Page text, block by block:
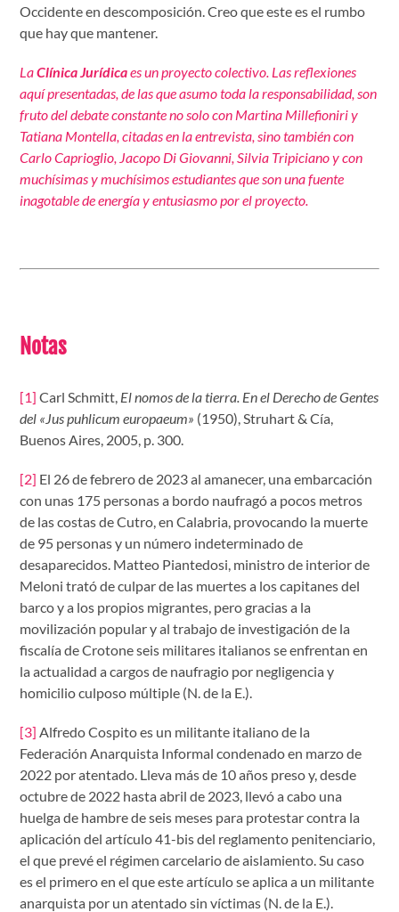
Occidente en descomposición. Creo que este es el rumbo
que hay que mantener.
LaClínica Jurídicaes un proyecto colectivo. Las reflexiones
aquí presentadas, de las que asumo toda la responsabilidad, son
fruto del debate constante no solo con Martina Millefioniri y
Tatiana Montella, citadas en la entrevista, sino también con
Carlo Caprioglio, Jacopo Di Giovanni, Silvia Tripiciano y con
muchísimas y muchísimos estudiantes que son una fuente
inagotable de energía y entusiasmo por el proyecto.
Notas
[1] Carl Schmitt, El nomos de la tierra. En el Derecho de Gentes
del «Jus puhlicum europaeum» (1950), Struhart & Cía,
Buenos Aires, 2005, p. 300.
[2] El 26 de febrero de 2023 al amanecer, una embarcación
con unas 175 personas a bordo naufragó a pocos metros
de las costas de Cutro, en Calabria, provocando la muerte
de 95 personas y un número indeterminado de
desaparecidos. Matteo Piantedosi, ministro de interior de
Meloni trató de culpar de las muertes a los capitanes del
barco y a los propios migrantes, pero gracias a la
movilización popular y al trabajo de investigación de la
fiscalía de Crotone seis militares italianos se enfrentan en
la actualidad a cargos de naufragio por negligencia y
homicilio culposo múltiple (N. de la E.).
[3] Alfredo Cospito es un militante italiano de la
Federación Anarquista Informal condenado en marzo de
2022 por atentado. Lleva más de 10 años preso y, desde
octubre de 2022 hasta abril de 2023, llevó a cabo una
huelga de hambre de seis meses para protestar contra la
aplicación del artículo 41-bis del reglamento penitenciario,
el que prevé el régimen carcelario de aislamiento. Su caso
es el primero en el que este artículo se aplica a un militante
anarquista por un atentado sin víctimas (N. de la E.).